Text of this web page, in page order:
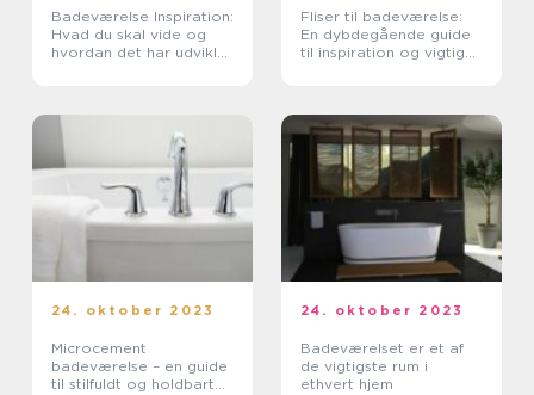
Badeværelse Inspiration:
Hvad du skal vide og
hvordan det har udviklet
Fliser til badeværelse:
En dybdegående guide
til inspiration og vigtig
24. oktober 2023
Microcement
badeværelse – en guide
til stilfuldt og holdbart
24. oktober 2023
Badeværelset er et af
de vigtigste rum i
ethvert hjem